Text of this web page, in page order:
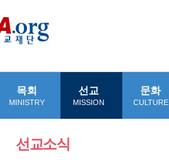
목회
MINISTRY
선교
MISSION
문화
CULTURE
선교소식